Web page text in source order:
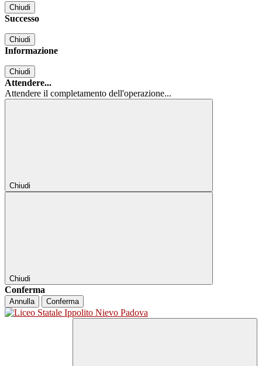
Chiudi
Successo
Chiudi
Informazione
Chiudi
Attendere...
Attendere il completamento dell'operazione...
Chiudi
Chiudi
Conferma
Annulla Conferma